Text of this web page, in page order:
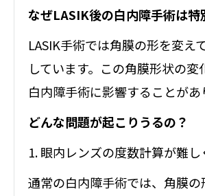
なぜLASIK後の白内障手術は特
LASIK手術では角膜の形を変え
しています。この角膜形状の変
白内障手術に影響することがあ
どんな問題が起こりうるの？
1. 眼内レンズの度数計算が難し
通常の白内障手術では、角膜